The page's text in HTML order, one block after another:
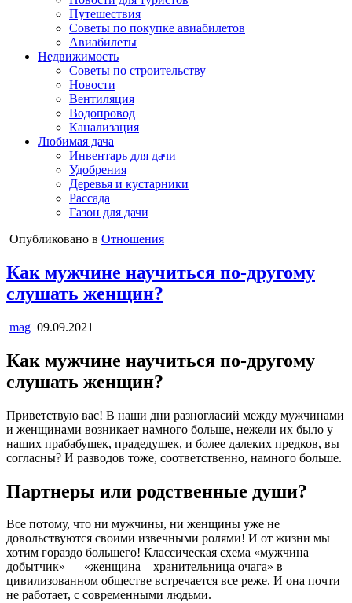
Путешествия
Советы по покупке авиабилетов
Авиабилеты
Недвижимость
Советы по строительству
Новости
Вентиляция
Водопровод
Канализация
Любимая дача
Инвентарь для дачи
Удобрения
Деревья и кустарники
Рассада
Газон для дачи
Опубликовано в Отношения
Как мужчине научиться по-другому
слушать женщин?
mag 09.09.2021
Как мужчине научиться по-другому
слушать женщин?
Приветствую вас! В наши дни разногласий между мужчинами
и женщинами возникает намного больше, нежели их было у
наших прабабушек, прадедушек, и более далеких предков, вы
согласны? И разводов тоже, соответственно, намного больше.
Партнеры или родственные души?
Все потому, что ни мужчины, ни женщины уже не
довольствуются своими извечными ролями! И от жизни мы
хотим гораздо большего! Классическая схема «мужчина
добытчик» — «женщина – хранительница очага» в
цивилизованном обществе встречается все реже. И она почти
не работает, с современными людьми.